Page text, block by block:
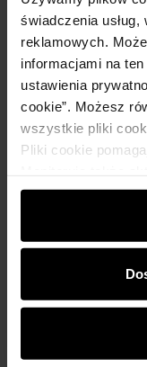
świadczenia
reklamowych.
informacjami na
ustawienia
cookie”. Możesz
wszystkie pliki
Pliki cookie
wyświetlać im
rekomendacje
najnowszych
partnerom
analitycznym.
podczas